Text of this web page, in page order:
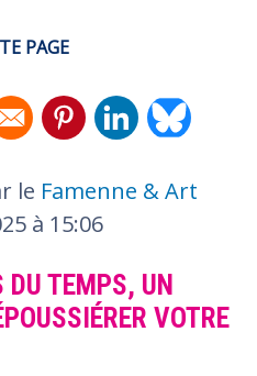
PAGE
window
in a new window
Opens in a new window
Opens in a new
Opens in
le Famenne & Art
à 15:06
DU TEMPS, UN
VOTRE